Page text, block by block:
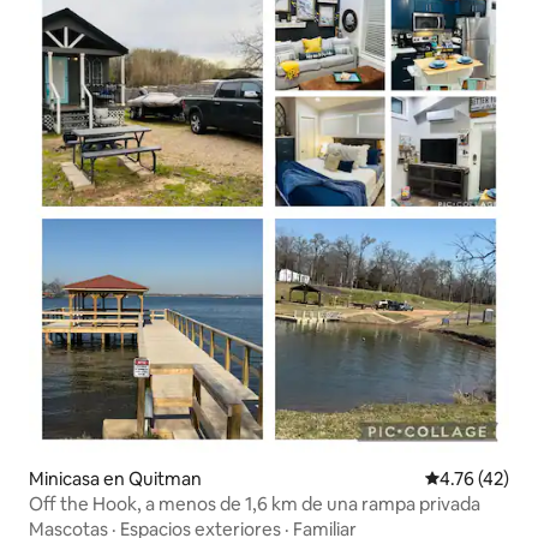
Minicasa en Quitman Calificación
4.76 (42)
Off the Hook, a menos de 1,6 km de una rampa privada
Mascotas · Espacios exteriores · Familiar